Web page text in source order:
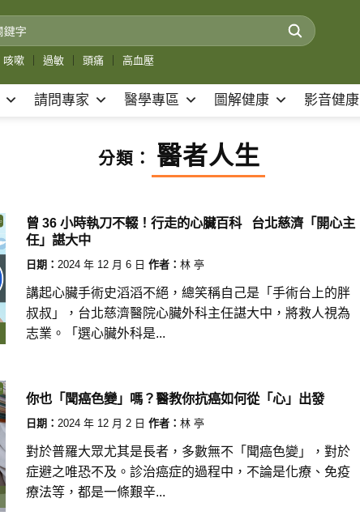
咳嗽 過敏 頭痛 高血壓
請問專家 醫學專區 圖解健康 影音健康
分類： 醫者人生
曾 36 小時執刀不輟！行走的心臟百科 台北慈濟「開心主
任」諶大中
日期： 2024 年 12 月 6 日 作者： 林 亭
講起心臟手術史滔滔不絕，總笑稱自己是「手術台上的胖
叔叔」，台北慈濟醫院心臟外科主任諶大中，將救人視為
志業。「選心臟外科是...
你也「聞癌色變」嗎？醫教你抗癌如何從「心」出發
日期： 2024 年 12 月 2 日 作者： 林 亭
對於普羅大眾尤其是長者，多數無不「聞癌色變」，對於
症避之唯恐不及。診治癌症的過程中，不論是化療、免疫
療法等，都是一條艱辛...